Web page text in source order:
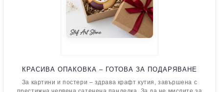
КРАСИВА ОПАКОВКА – ГОТОВА ЗА ПОДАРЯВАНЕ
За картини и постери – здрава крафт кутия, завършена с